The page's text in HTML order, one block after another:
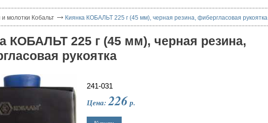
и молотки Кобальт Киянка КОБАЛЬТ 225 г (45 мм), черная резина, фибергласовая рукоятка
КОБАЛЬТ 225 г (45 мм), черная резина,
рукоятка
241-031
Цена:226р.